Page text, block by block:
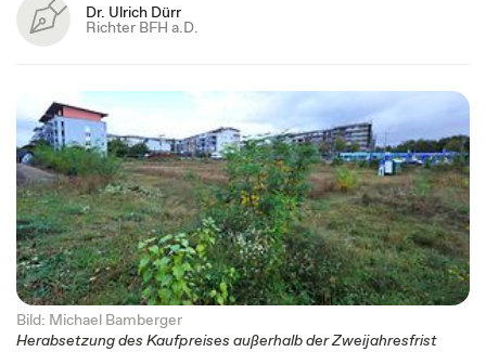
Dr. Ulrich Dürr
Richter BFH a.D.
Bild: Michael Bamberger
Herabsetzung des Kaufpreises außerhalb der Zweijahresfrist